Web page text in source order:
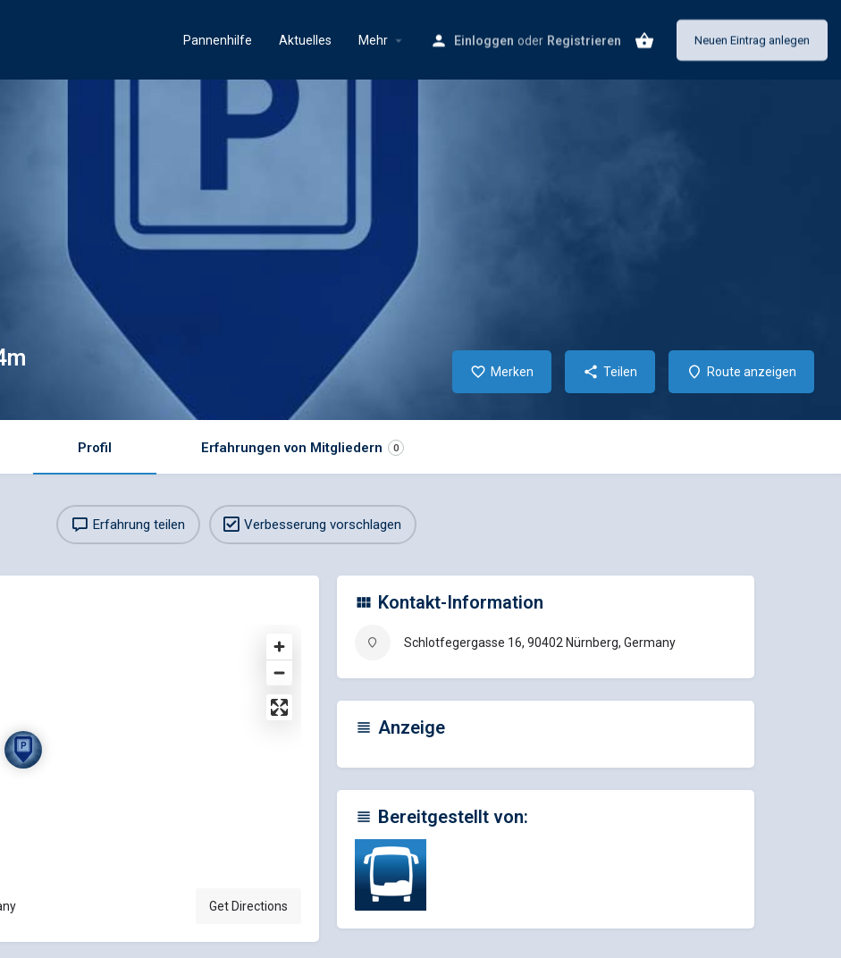
Pannenhilfe Aktuelles Mehr Einloggen oder Registrieren Neuen Eintrag anlegen
Merken Teilen Route anzeigen
Profil Erfahrungen von Mitgliedern 0
Erfahrung teilen Verbesserung vorschlagen
Get Directions
Kontakt-Information
Schlotfegergasse 16, 90402 Nürnberg, Germany
Anzeige
Bereitgestellt von: